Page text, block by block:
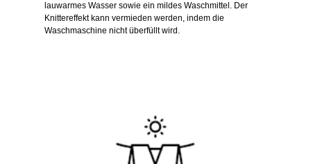
lauwarmes Wasser sowie ein mildes Waschmittel. Der
Knittereffekt kann vermieden werden, indem die
Waschmaschine nicht überfüllt wird.